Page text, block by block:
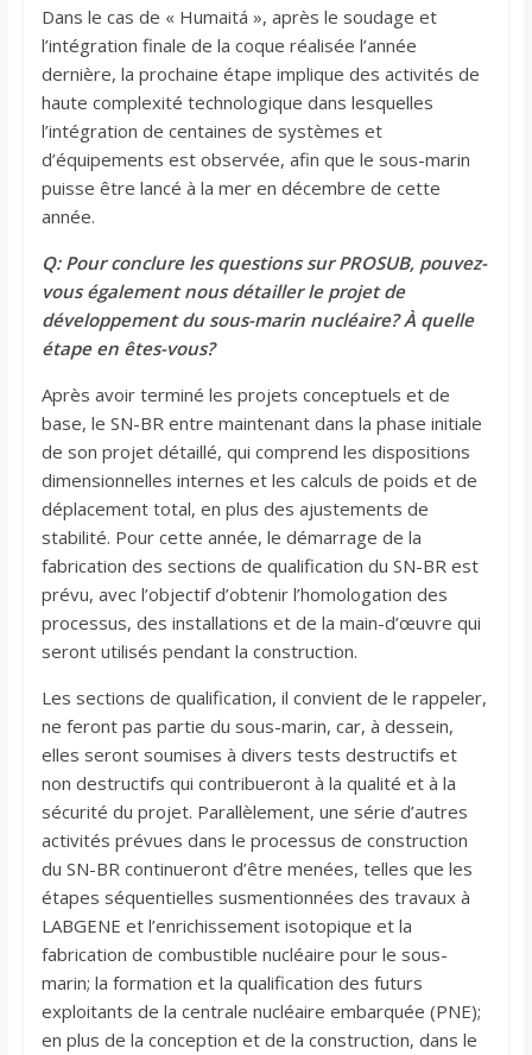
Dans le cas de « Humaitá », après le soudage et
l’intégration finale de la coque réalisée l’année
dernière, la prochaine étape implique des activités de
haute complexité technologique dans lesquelles
l’intégration de centaines de systèmes et
d’équipements est observée, afin que le sous-marin
puisse être lancé à la mer en décembre de cette
année.
Q: Pour conclure les questions sur PROSUB, pouvez-
vous également nous détailler le projet de
développement du sous-marin nucléaire? À quelle
étape en êtes-vous?
Après avoir terminé les projets conceptuels et de
base, le SN-BR entre maintenant dans la phase initiale
de son projet détaillé, qui comprend les dispositions
dimensionnelles internes et les calculs de poids et de
déplacement total, en plus des ajustements de
stabilité. Pour cette année, le démarrage de la
fabrication des sections de qualification du SN-BR est
prévu, avec l’objectif d’obtenir l’homologation des
processus, des installations et de la main-d’œuvre qui
seront utilisés pendant la construction.
Les sections de qualification, il convient de le rappeler,
ne feront pas partie du sous-marin, car, à dessein,
elles seront soumises à divers tests destructifs et
non destructifs qui contribueront à la qualité et à la
sécurité du projet. Parallèlement, une série d’autres
activités prévues dans le processus de construction
du SN-BR continueront d’être menées, telles que les
étapes séquentielles susmentionnées des travaux à
LABGENE et l’enrichissement isotopique et la
fabrication de combustible nucléaire pour le sous-
marin; la formation et la qualification des futurs
exploitants de la centrale nucléaire embarquée (PNE);
en plus de la conception et de la construction, dans le